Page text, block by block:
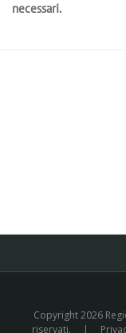
necessari.
Copyright 2026
riservati.
|